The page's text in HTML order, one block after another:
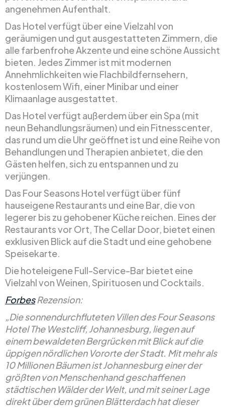
angenehmen Aufenthalt.
Das Hotel verfügt über eine Vielzahl von
geräumigen und gut ausgestatteten Zimmern, die
alle farbenfrohe Akzente und eine schöne Aussicht
bieten. Jedes Zimmer ist mit modernen
Annehmlichkeiten wie Flachbildfernsehern,
kostenlosem Wifi, einer Minibar und einer
Klimaanlage ausgestattet.
Das Hotel verfügt außerdem über ein Spa (mit
neun Behandlungsräumen) und ein Fitnesscenter,
das rund um die Uhr geöffnet ist und eine Reihe von
Behandlungen und Therapien anbietet, die den
Gästen helfen, sich zu entspannen und zu
verjüngen.
Das Four Seasons Hotel verfügt über fünf
hauseigene Restaurants und eine Bar, die von
legerer bis zu gehobener Küche reichen. Eines der
Restaurants vor Ort, The Cellar Door, bietet einen
exklusiven Blick auf die Stadt und eine gehobene
Speisekarte.
Die hoteleigene Full-Service-Bar bietet eine
Vielzahl von Weinen, Spirituosen und Cocktails.
ForbesRezension:
„Die sonnendurchfluteten Villen des Four Seasons
Hotel The Westcliff, Johannesburg, liegen auf
einem bewaldeten Bergrücken mit Blick auf die
üppigen nördlichen Vororte der Stadt. Mit mehr als
10 Millionen Bäumen ist Johannesburg einer der
größten von Menschenhand geschaffenen
städtischen Wälder der Welt, und mit seiner Lage
direkt über dem grünen Blätterdach hat dieser